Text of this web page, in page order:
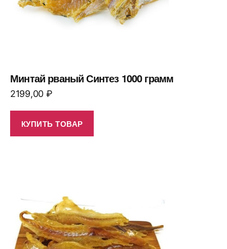
Минтай рваный Синтез 1000 грамм
2199,00 ₽
КУПИТЬ ТОВАР